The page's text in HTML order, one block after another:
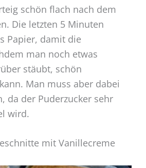
schön flach nach dem
Die letzten 5 Minuten
Papier, damit die
man noch etwas
stäubt, schön
Man muss aber dabei
da der Puderzucker sehr
wird.
mit Vanillecreme